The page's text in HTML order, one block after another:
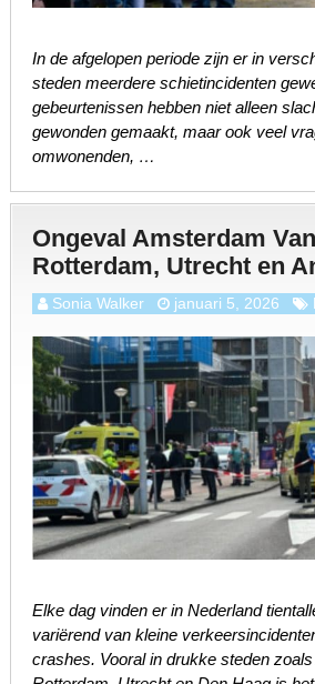
In de afgelopen periode zijn er in
steden meerdere schietincidenten
gebeurtenissen hebben niet alleen
gewonden gemaakt, maar ook veel
omwonenden, …
Ongeval Amsterdam
Rotterdam, Utrecht en
Sonia Walker januari 5, 2026
Elke dag vinden er in Nederland
variërend van kleine
crashes. Vooral in drukke steden